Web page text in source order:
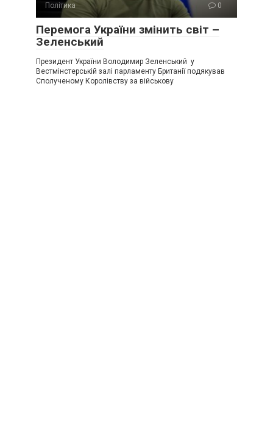
Політика 0
Перемога України змінить світ –
Зеленський
Президент України Володимир Зеленський у
Вестмінстерській залі парламенту Британії подякував
Сполученому Королівству за військову